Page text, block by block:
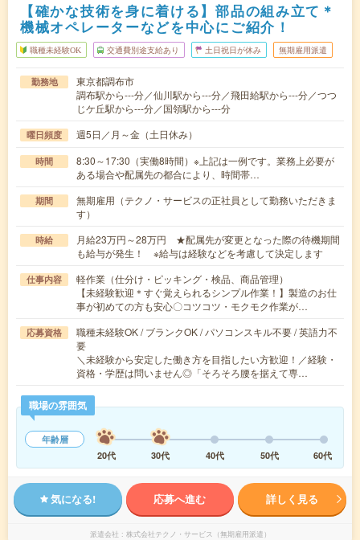
【確かな技術を身に着ける】部品の組み立て＊
機械オペレーターなどを中心にご紹介！
職種未経験OK 交通費別途支給あり 土日祝日が休み 無期雇用派遣
勤務地
東京都調布市
調布駅から---分／仙川駅から---分／飛田給駅から---分／つつ
じケ丘駅から---分／国領駅から---分
曜日頻度 週5日／月～金（土日休み）
時間
8:30～17:30（実働8時間）※上記は一例です。業務上必要が
ある場合や配属先の都合により、時間帯…
期間
無期雇用（テクノ・サービスの正社員として勤務いただきま
す）
時給
月給23万円～28万円 ★配属先が変更となった際の待機期間
も給与が発生！ ※給与は経験などを考慮して決定します
仕事内容
軽作業（仕分け・ピッキング・検品、商品管理）
【未経験歓迎＊すぐ覚えられるシンプル作業！】製造のお仕
事が初めての方も安心〇コツコツ・モクモク作業が…
応募資格
職種未経験OK / ブランクOK / パソコンスキル不要 / 英語力不
要
＼未経験から安定した働き方を目指したい方歓迎！／経験・
資格・学歴は問いません◎「そろそろ腰を据えて専…
職場の雰囲気
年齢層
20代
30代 40代 50代 60代
気になる! 応募へ進む 詳しく見る
派遣会社 株式会社テクノ・サービス（無期雇用派遣）